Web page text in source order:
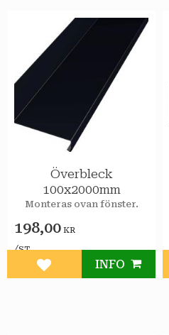
Överbleck
100x2000mm
Monteras ovan fönster.
198,00 KR
/ST
Lägg till i favoriter
INFO